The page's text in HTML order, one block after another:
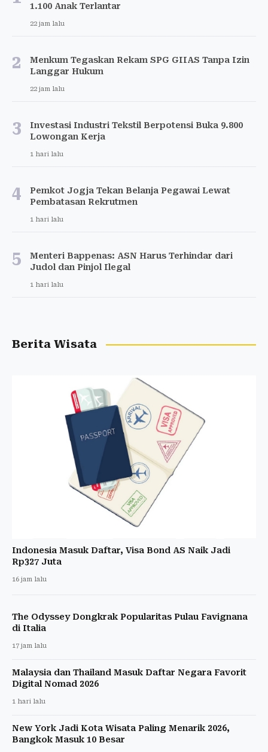
1.100 Anak Terlantar
22 jam lalu
2
Menkum Tegaskan Rekam SPG GIIAS Tanpa Izin
Langgar Hukum
22 jam lalu
3
Investasi Industri Tekstil Berpotensi Buka 9.800
Lowongan Kerja
1 hari lalu
4
Pemkot Jogja Tekan Belanja Pegawai Lewat
Pembatasan Rekrutmen
1 hari lalu
5
Menteri Bappenas: ASN Harus Terhindar dari
Judol dan Pinjol Ilegal
1 hari lalu
Berita Wisata
Indonesia Masuk Daftar, Visa Bond AS Naik Jadi
Rp327 Juta
16 jam lalu
The Odyssey Dongkrak Popularitas Pulau Favignana
di Italia
17 jam lalu
Malaysia dan Thailand Masuk Daftar Negara Favorit
Digital Nomad 2026
1 hari lalu
New York Jadi Kota Wisata Paling Menarik 2026,
Bangkok Masuk 10 Besar